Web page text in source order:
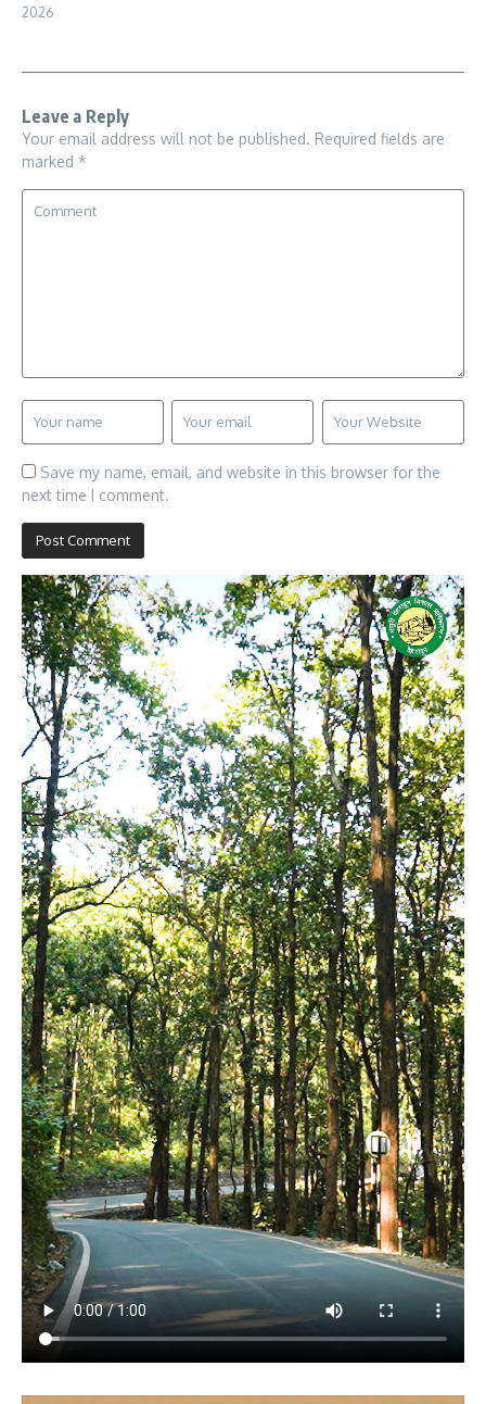
2026
Leave a Reply
Your email address will not be published. Required fields are
marked *
Save my name, email, and website in this browser for the
next time I comment.